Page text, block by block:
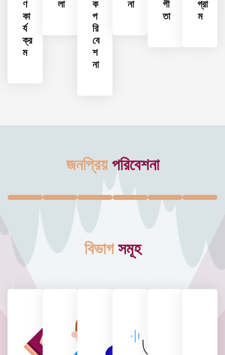
ণ
কা
র্য
ক্র
ম
লা
ক
প
রি
বে
শ
না
না
গী
তা
গ্রা
ম
জনপ্রিয় পরিবেশনা
বিভাগ সমূহ